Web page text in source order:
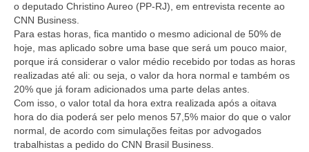
o deputado Christino Aureo (PP-RJ), em entrevista recente ao
CNN Business.
Para estas horas, fica mantido o mesmo adicional de 50% de
hoje, mas aplicado sobre uma base que será um pouco maior,
porque irá considerar o valor médio recebido por todas as horas
realizadas até ali: ou seja, o valor da hora normal e também os
20% que já foram adicionados uma parte delas antes.
Com isso, o valor total da hora extra realizada após a oitava
hora do dia poderá ser pelo menos 57,5% maior do que o valor
normal, de acordo com simulações feitas por advogados
trabalhistas a pedido do CNN Brasil Business.